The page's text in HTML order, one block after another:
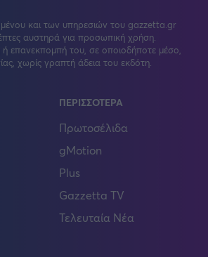
και των υπηρεσιών του gazzetta.gr
αυστηρά για προσωπική χρήση.
επανεκπομπή του, σε οποιοδήποτε μέσο,
χωρίς γραπτή άδεια του εκδότη.
ΠΕΡΙΣΣΟΤΕΡΑ
Πρωτοσέλιδα
gMotion
Plus
Gazzetta TV
Τελευταία Νέα